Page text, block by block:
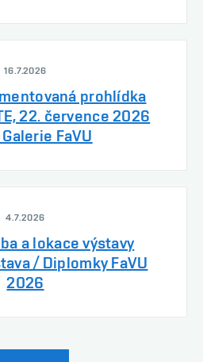
16.7.2026
prohlídka
22. července 2026
FaVU
4.7.2026
a lokace výstavy
/ Diplomky FaVU
2026